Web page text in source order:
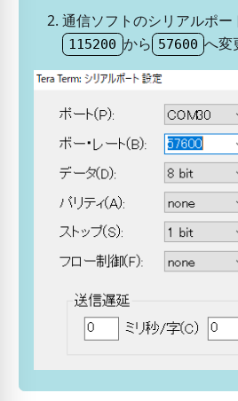
通信ソフトのシリアルポー
115200 から 57600 へ変